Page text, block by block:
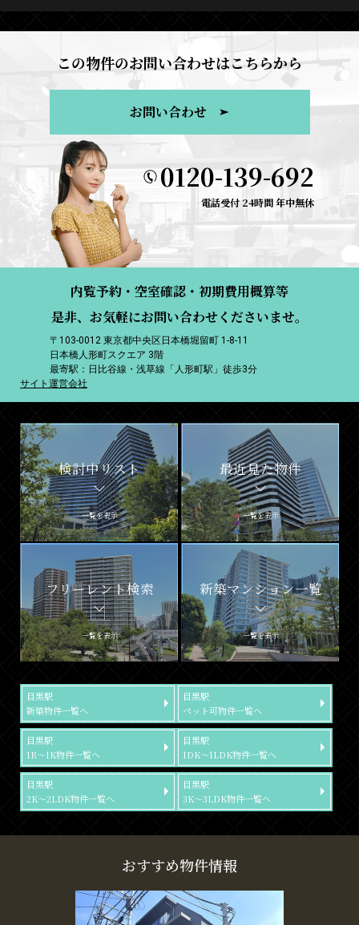
この物件のお問い合わせはこちらから
お問い合わせ
0120-139-692
電話受付 24時間 年中無休
内覧予約・空室確認・初期費用概算等
是非、お気軽にお問い合わせくださいませ。
〒103-0012 東京都中央区日本橋堀留町 1-8-11
日本橋人形町スクエア 3階
最寄駅：日比谷線・浅草線「人形町駅」徒歩3分
サイト運営会社
検討中リスト
一覧を表示
最近見た物件
一覧を表示
フリーレント検索
一覧を表示
新築マンション一覧
一覧を表示
目黒駅
新築物件一覧へ
目黒駅
ペット可物件一覧へ
目黒駅
1R～1K物件一覧へ
目黒駅
1DK～1LDK物件一覧へ
目黒駅
2K～2LDK物件一覧へ
目黒駅
3K～3LDK物件一覧へ
おすすめ物件情報